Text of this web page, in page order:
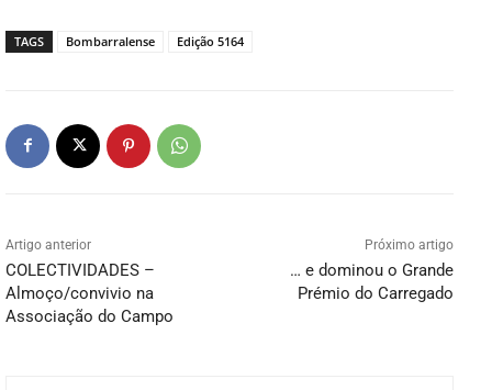
TAGS Bombarralense Edição 5164
Artigo anterior
COLECTIVIDADES –
Almoço/convivio na
Associação do Campo
Próximo artigo
… e dominou o Grande
Prémio do Carregado